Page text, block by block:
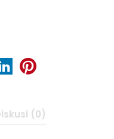
(0)